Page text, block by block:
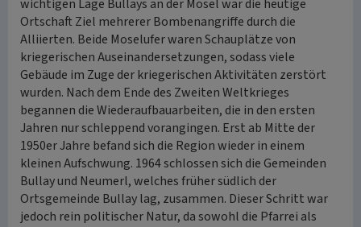
wichtigen Lage Bullays an der Mosel war die heutige
Ortschaft Ziel mehrerer Bombenangriffe durch die
Alliierten. Beide Moselufer waren Schauplätze von
kriegerischen Auseinandersetzungen, sodass viele
Gebäude im Zuge der kriegerischen Aktivitäten zerstört
wurden. Nach dem Ende des Zweiten Weltkrieges
begannen die Wiederaufbauarbeiten, die in den ersten
Jahren nur schleppend vorangingen. Erst ab Mitte der
1950er Jahre befand sich die Region wieder in einem
kleinen Aufschwung. 1964 schlossen sich die Gemeinden
Bullay und Neumerl, welches früher südlich der
Ortsgemeinde Bullay lag, zusammen. Dieser Schritt war
jedoch rein politischer Natur, da sowohl die Pfarrei als